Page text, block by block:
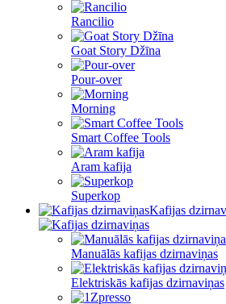
Rancilio
Goat Story Džīna
Pour-over
Morning
Smart Coffee Tools
Aram kafija
Superkop
Kafijas
Manuālās kafijas dzirnaviņas
Elektriskās kafijas dzirnaviņas